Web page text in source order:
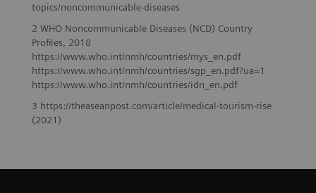
topics/noncommunicable-diseases
2 WHO Noncommunicable Diseases (NCD) Country
Profiles, 2018
https://www.who.int/nmh/countries/mys_en.pdf
https://www.who.int/nmh/countries/sgp_en.pdf?ua=1
https://www.who.int/nmh/countries/idn_en.pdf
3 https://theaseanpost.com/article/medical-tourism-rise
(2021)